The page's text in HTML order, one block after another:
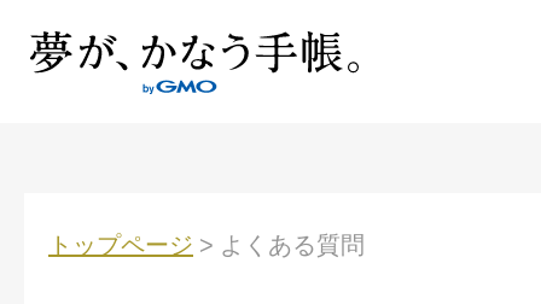
トップページ > よくある質問